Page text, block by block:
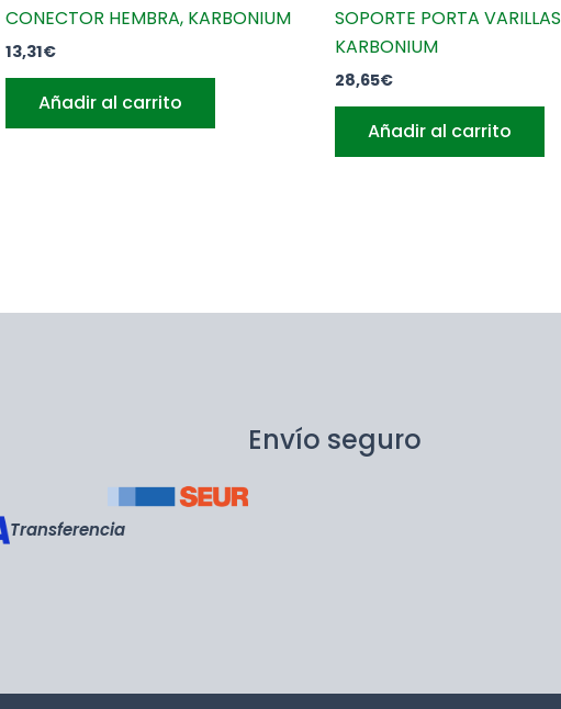
CONECTOR HEMBRA, KARBONIUM
13,31€
Añadir al carrito
SOPORTE PORTA VARILLAS
KARBONIUM
28,65€
Añadir al carrito
Transferencia
Envío seguro